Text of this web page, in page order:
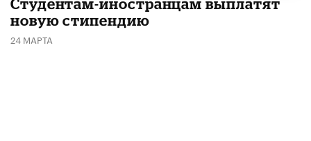
Студентам-иностранцам выплатят
новую стипендию
24 МАРТА